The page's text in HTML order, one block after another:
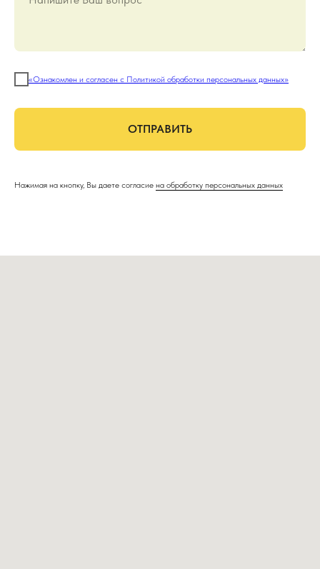
«Ознакомлен и согласен с Политикой обработки персональных данных»
ОТПРАВИТЬ
Нажимая на кнопку, Вы даете согласие на обработку персональных данных